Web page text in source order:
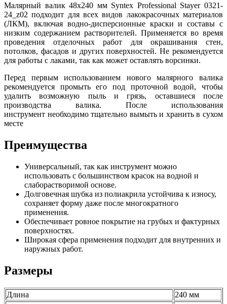
Малярный валик 48х240 мм Syntex Professional Stayer 0321-
24_z02 подходит для всех видов лакокрасочных материалов
(ЛКМ), включая водно-дисперсионные краски и составы с
низким содержанием растворителей. Применяется во время
проведения отделочных работ для окрашивания стен,
потолков, фасадов и других поверхностей. Не рекомендуется
для работы с лаками, так как может оставлять ворсинки.
Перед первым использованием нового малярного валика
рекомендуется промыть его под проточной водой, чтобы
удалить возможную пыль и грязь, оставшиеся после
производства валика. После использования
инструмент необходимо тщательно вымыть и хранить в сухом
месте
Преимущества
Универсальный, так как инструмент можно
использовать с большинством красок на водной и
слаборастворимой основе.
Долговечная шубка из полиакрила устойчива к износу,
сохраняет форму даже после многократного
применения.
Обеспечивает ровное покрытие на грубых и фактурных
поверхностях.
Широкая сфера применения подходит для внутренних и
наружных работ.
Размеры
Длина
240 мм